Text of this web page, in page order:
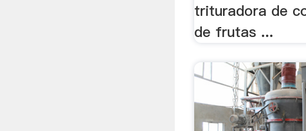
trituradora de
de frutas ...